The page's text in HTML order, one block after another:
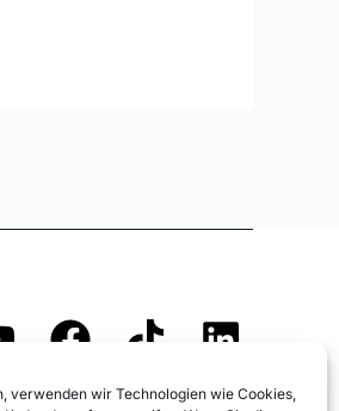
verwenden wir Technologien wie Cookies,
Anmeldung und AGB